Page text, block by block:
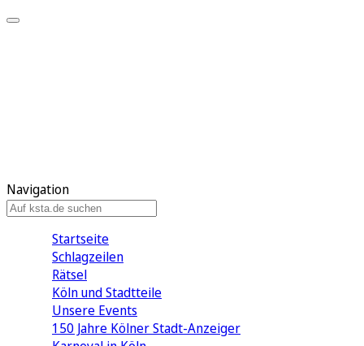
Navigation
Startseite
Schlagzeilen
Rätsel
Köln und Stadtteile
Unsere Events
150 Jahre Kölner Stadt-Anzeiger